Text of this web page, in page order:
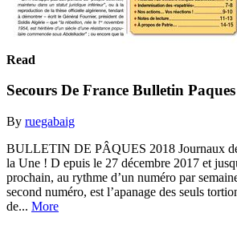
Read
Secours De France Bulletin
By ruegabaig
BULLETIN DE PÂQUES 2018 Journaux
la Une ! D epuis le 27 décembre 2017 et
prochain, au rythme d’un numéro par
second numéro, est l’apanage des seuls
de... More